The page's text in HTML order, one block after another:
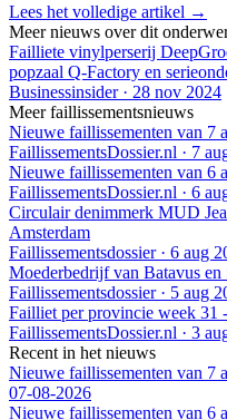
Lees het volledige artikel →
Meer nieuws over dit
Failliete vinylperserij
popzaal Q-Factory en
Businessinsider· 28 nov 2024
Meer faillissementsnieuws
Nieuwe faillissementen van 7
FaillissementsDossier.nl · 7
Nieuwe faillissementen van 6
FaillissementsDossier.nl · 6
Circulair denimmerk MUD
Amsterdam
Faillissementsdossier· 6 aug
Moederbedrijf van Batavus en
Faillissementsdossier· 5 aug
Failliet per provincie week 31
FaillissementsDossier.nl · 3
Recent in het nieuws
Nieuwe faillissementen van 7
07-08-2026
Nieuwe faillissementen van 6